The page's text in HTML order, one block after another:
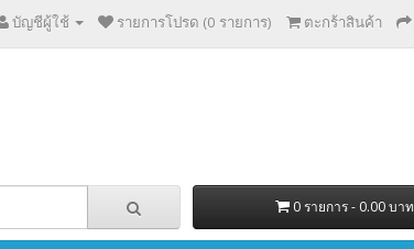
บัญชีผู้ใช้ รายการโปรด (0 รายการ) ตะกร้าสินค้า
0 รายการ - 0.00 บาท